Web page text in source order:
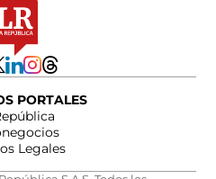
PORTALES
Legales